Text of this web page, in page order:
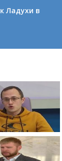
Ладухи в